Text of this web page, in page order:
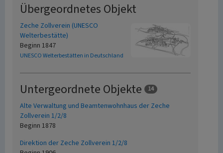
Übergeordnetes Objekt
Zeche Zollverein (UNESCO
Welterbestätte)
Beginn 1847
UNESCO Welterbestätten in Deutschland
Untergeordnete Objekte 14
Alte Verwaltung und Beamtenwohnhaus der Zeche
Zollverein 1/2/8
Beginn 1878
Direktion der Zeche Zollverein 1/2/8